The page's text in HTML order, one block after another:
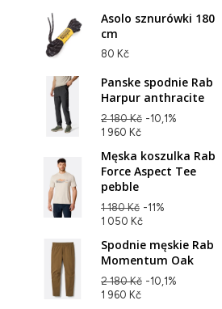
Asolo sznurówki 180
cm
80 Kč
Panske spodnie Rab
Harpur anthracite
2 180 Kč -10,1%
1 960 Kč
Męska koszulka Rab
Force Aspect Tee
pebble
1 180 Kč -11%
1 050 Kč
Spodnie męskie Rab
Momentum Oak
2 180 Kč -10,1%
1 960 Kč